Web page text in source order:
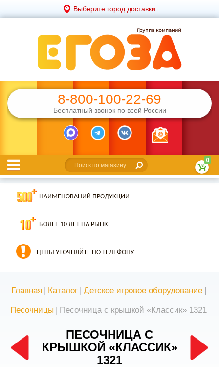
Выберите город доставки
8-800-100-22-69
Бесплатный звонок по всей России
0
НАИМЕНОВАНИЙ ПРОДУКЦИИ
БОЛЕЕ 10 ЛЕТ НА РЫНКЕ
ЦЕНЫ УТОЧНЯЙТЕ ПО ТЕЛЕФОНУ
Главная | Каталог | Детское игровое оборудование |
Песочницы | Песочница с крышкой «Классик» 1321
ПЕСОЧНИЦА С
КРЫШКОЙ «КЛАССИК»
1321